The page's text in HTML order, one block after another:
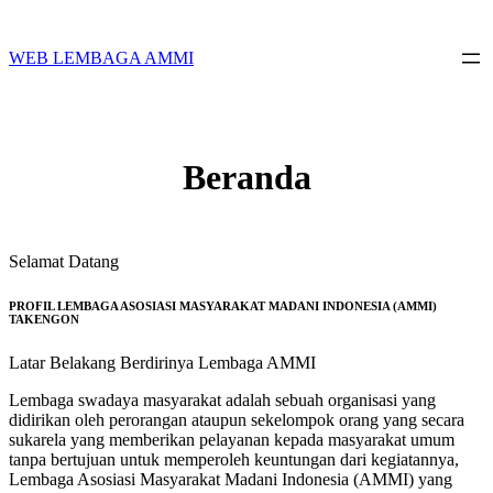
content
WEB LEMBAGA AMMI
Beranda
Selamat Datang
PROFIL LEMBAGA ASOSIASI MASYARAKAT MADANI INDONESIA (AMMI)
TAKENGON
Latar Belakang Berdirinya Lembaga AMMI
Lembaga swadaya masyarakat adalah sebuah organisasi yang
didirikan oleh perorangan ataupun sekelompok orang yang secara
sukarela yang memberikan pelayanan kepada masyarakat umum
tanpa bertujuan untuk memperoleh keuntungan dari kegiatannya,
Lembaga Asosiasi Masyarakat Madani Indonesia (AMMI) yang